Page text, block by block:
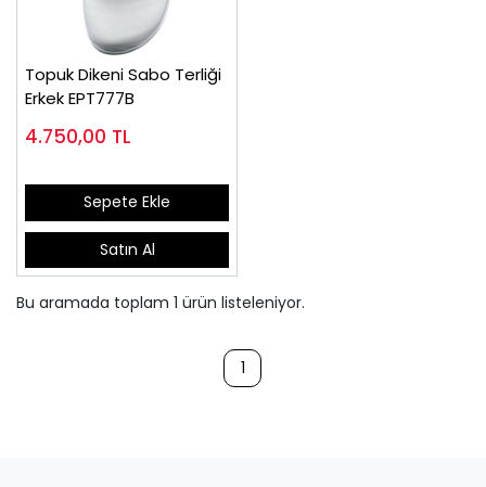
Topuk Dikeni Sabo Terliği
Erkek EPT777B
4.750,00 TL
Sepete Ekle
Satın Al
Bu aramada toplam 1 ürün listeleniyor.
1